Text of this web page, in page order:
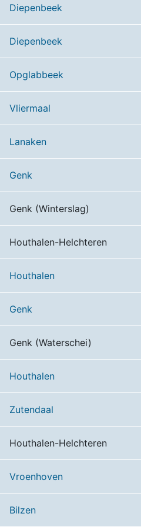
Diepenbeek
Diepenbeek
Opglabbeek
Vliermaal
Lanaken
Genk
Genk (Winterslag)
Houthalen-Helchteren
Houthalen
Genk
Genk (Waterschei)
Houthalen
Zutendaal
Houthalen-Helchteren
Vroenhoven
Bilzen